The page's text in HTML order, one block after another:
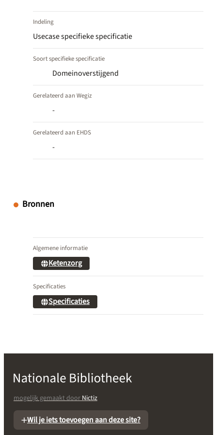
Indeling
Usecase specifieke specificatie
Soort specifieke specificatie
Domeinoverstijgend
Gerelateerd aan Wegiz
-
Gerelateerd aan EHDS
-
Bronnen
Algemene informatie
Ketenzorg
Specificaties
Specificaties
mogelijk gemaakt doorNictiz
Wil je iets toevoegen aan deze site?